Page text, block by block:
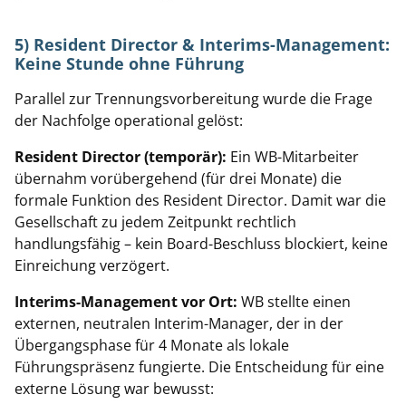
5) Resident Director & Interims-Management:
Keine Stunde ohne Führung
Parallel zur Trennungsvorbereitung wurde die Frage
der Nachfolge operational gelöst:
Resident Director (temporär): Ein WB-Mitarbeiter
übernahm vorübergehend (für drei Monate) die
formale Funktion des Resident Director. Damit war die
Gesellschaft zu jedem Zeitpunkt rechtlich
handlungsfähig – kein Board-Beschluss blockiert, keine
Einreichung verzögert.
Interims-Management vor Ort: WB stellte einen
externen, neutralen Interim-Manager, der in der
Übergangsphase für 4 Monate als lokale
Führungspräsenz fungierte. Die Entscheidung für eine
externe Lösung war bewusst: